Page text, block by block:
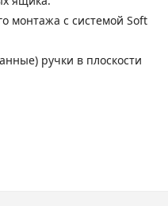
монтажа с системой Soft
ручки в плоскости